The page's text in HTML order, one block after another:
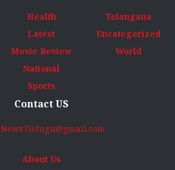
Health
Latest
Movie Review
National
Sports
Telangana
Uncategorized
World
Contact US
News7telugu@gmail.com
About Us